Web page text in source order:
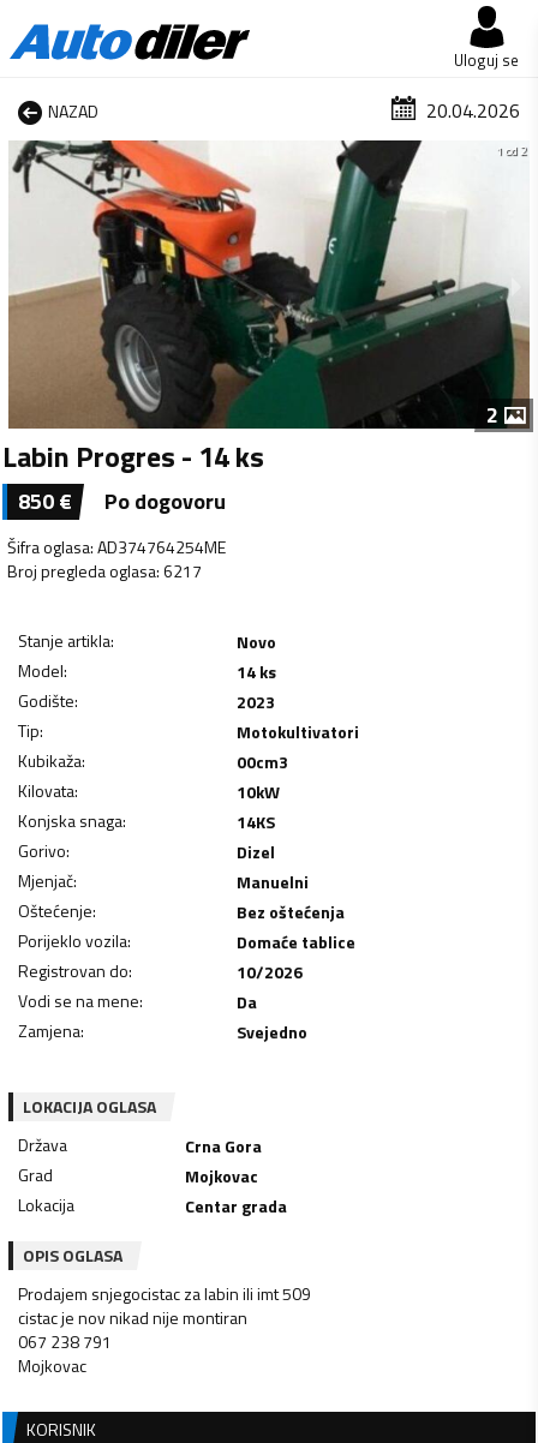
Uloguj se
NAZAD 20.04.2026
1 od 2
2
Labin Progres - 14 ks
850€ Po dogovoru
Šifra oglasa:AD374764254ME
Broj pregleda oglasa:6217
Stanje artikla:
Novo
Model:
14 ks
Godište:
2023
Tip:
Motokultivatori
Kubikaža: 00cm3
Kilovata: 10kW
Konjska snaga: 14KS
Gorivo:
Dizel
Mjenjač:
Manuelni
Oštećenje:
Bez oštećenja
Porijeklo vozila:
Domaće tablice
Registrovan do:
10/2026
Vodi se na mene:
Da
Zamjena: Svejedno
LOKACIJA OGLASA
Država
Crna Gora
Grad
Mojkovac
Lokacija
Centar grada
OPIS OGLASA
Prodajem snjegocistac za labin ili imt 509
cistac je nov nikad nije montiran
067 238 791
Mojkovac
KORISNIK